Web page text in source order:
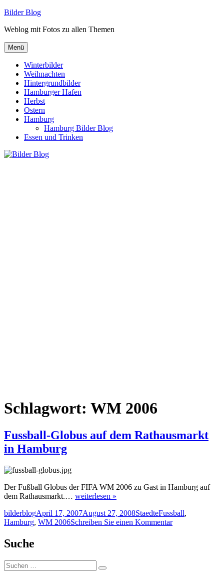
Zum
springen
Bilder Blog
Weblog mit Fotos zu allen Themen
Menü
Winterbilder
Weihnachten
Hintergrundbilder
Hamburger Hafen
Herbst
Ostern
Hamburg
Hamburg Bilder Blog
Essen und Trinken
Schlagwort: WM 2006
Fussball-Globus auf dem Rathausmarkt
in Hamburg
Der Fußball Globus der FIFA WM 2006 zu Gast in Hamburg auf
dem Rathausmarkt.… weiterlesen »
Autor
bilderblogVeröffentlicht
am
April 17, 2007August 27, 2008Kategorien
StaedteSchlagwörter
Fussball,
Hamburg, WM 2006Schreiben Sie einen Kommentarzu
Suche
Suche
nach:
Suchen